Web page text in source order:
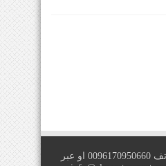
للتواصل معنا عبر الهاتف 0096170950660 او عبر